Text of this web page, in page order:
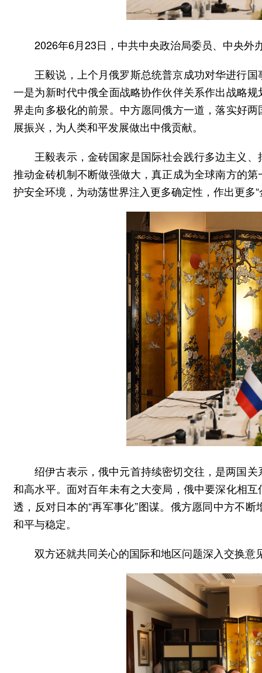
2026年6月23日，中共中央政治局委员、中央
王毅说，上个月俄罗斯总统普京成功对华进行
一是为新时代中俄全面战略协作伙伴关系作出战略
界走向多极化的前景。中方愿同俄方一道，落实好
展振兴，为人类和平发展做出中俄贡献。
王毅表示，金砖国家是国际社会践行多边主义
推动金砖机制不断做强做大，真正成为全球南方的
护安全环境，为动荡世界注入更多确定性，作出更多“
绍伊古表示，俄中元首持续密切交往，是两国
和高水平。面对百年未有之大变局，俄中要深化相
透，反对日本的“再军事化”图谋。俄方愿同中方不
和平与稳定。
双方还就共同关心的国际和地区问题深入交换意